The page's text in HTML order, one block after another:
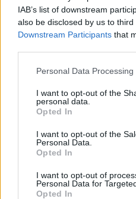
IAB’s list of downstream
also be disclosed by us to
Downstream Participants that
Please note that this website/
not limited to your visit or
grant or deny consent to
use your data for below
consent section.
Personal Data
I want to opt-out of the
personal data.
Opted In
I want to opt-out of the
Personal Data.
Opted In
I want to opt-out of
Personal Data for
Opted In
Felhasználónév
Elfelejtette jelszavát?
Kertészeti, kerti termékek
KERTÉSZ ÉS